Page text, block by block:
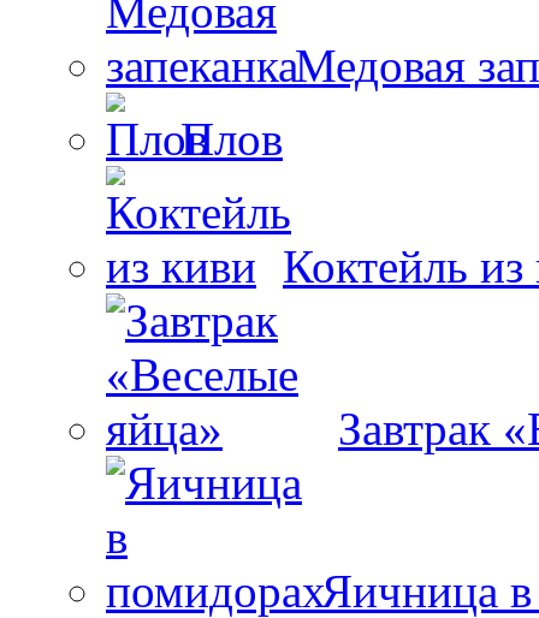
Медовая
Плов
Коктейль из
Завтрак
Яичница